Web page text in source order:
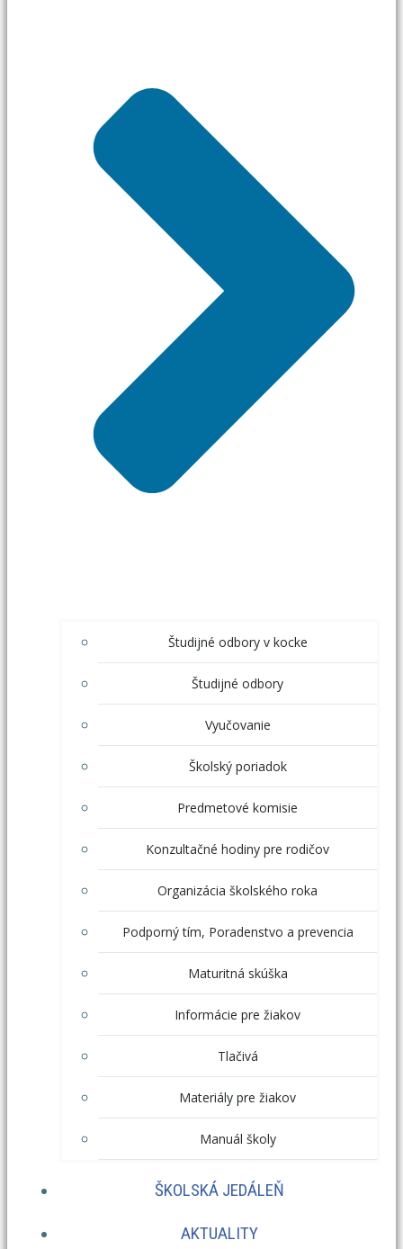
Študijné odbory v kocke
Študijné odbory
Vyučovanie
Školský poriadok
Predmetové komisie
Konzultačné hodiny pre rodičov
Organizácia školského roka
Podporný tím, Poradenstvo a prevencia
Maturitná skúška
Informácie pre žiakov
Tlačivá
Materiály pre žiakov
Manuál školy
ŠKOLSKÁ JEDÁLEŇ
AKTUALITY